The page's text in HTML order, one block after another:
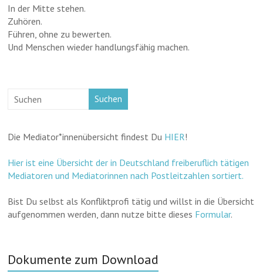
In der Mitte stehen.
Zuhören.
Führen, ohne zu bewerten.
Und Menschen wieder handlungsfähig machen.
Suchen
Die Mediator*innenübersicht findest Du HIER!
Hier ist eine Übersicht der in Deutschland freiberuflich tätigen
Mediatoren und Mediatorinnen nach Postleitzahlen sortiert.
Bist Du selbst als Konfliktprofi tätig und willst in die Übersicht
aufgenommen werden, dann nutze bitte dieses Formular.
Dokumente zum Download